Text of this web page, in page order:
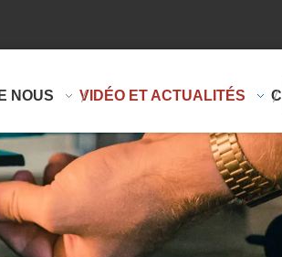
NOUS VIDÉO ET ACTUALITÉS